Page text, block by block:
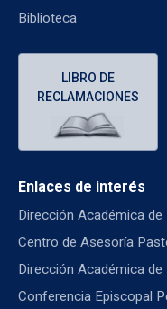
Biblioteca
LIBRO DE
RECLAMACIONES
Enlaces de interés
Dirección Académica de
Centro de Asesoría
Dirección Académica de
Conferencia Episcopal